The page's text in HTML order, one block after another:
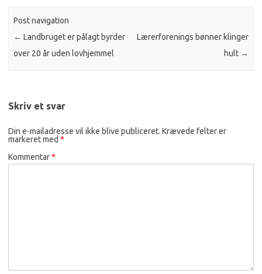
Post navigation
← Landbruget er pålagt byrder
over 20 år uden lovhjemmel
Lærerforenings bønner klinger
hult →
Skriv et svar
Din e-mailadresse vil ikke blive publiceret. Krævede felter er
markeret med *
Kommentar*